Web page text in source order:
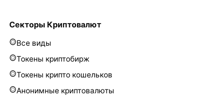
Секторы Криптовалют
Все виды
Токены криптобирж
Токены крипто кошельков
Анонимные криптовалюты